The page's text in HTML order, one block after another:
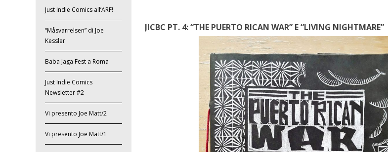
JICBC PT. 4: “THE PUERTO RICAN WAR” E “LIVING NIGHTMARE”
Just Indie Comics all’ARF!
“Måsvarrelsen” di Joe
Kessler
Baba Jaga Fest a Roma
Just Indie Comics
Newsletter #2
Vi presento Joe Matt/2
Vi presento Joe Matt/1